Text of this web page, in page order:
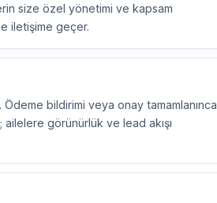
size özel yönetimi ve kapsam
iletişime geçer.
bildirimi veya onay tamamlanınca
görünürlük ve lead akışı